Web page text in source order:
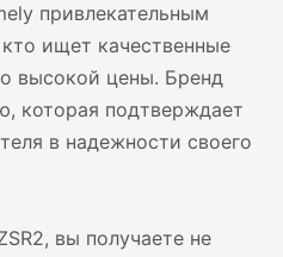
привлекательным
ищет качественные
высокой цены. Бренд
которая подтверждает
в надежности своего
вы получаете не